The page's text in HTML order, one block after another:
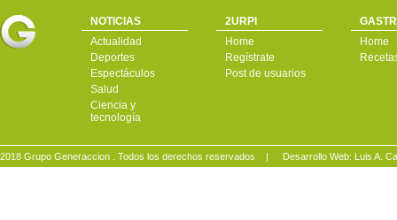
NOTICIAS
Actualidad
Deportes
Espectáculos
Salud
Ciencia y
tecnología
2URPI
Home
Regístrate
Post de usuarios
Home
2018 Grupo Generaccion . Todos los derechos reservados | Desarrollo Web: Luis